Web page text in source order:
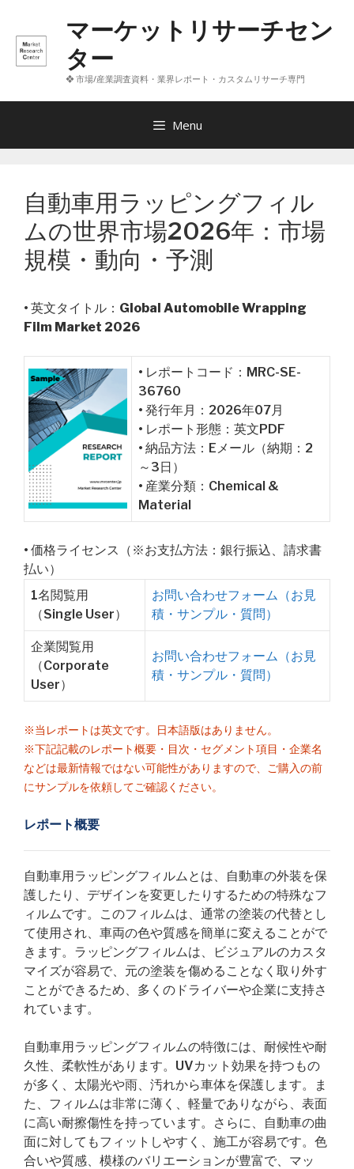
へ
マーケットリサーチセン
ター
❖ 市場/産業調査資料・業界レポート・カスタムリサーチ専門
Menu
自動車用ラッピングフィル
ムの世界市場2026年：市場
規模・動向・予測
• 英文タイトル： Global Automobile Wrapping
Film Market 2026
• レポートコード：MRC-SE-
36760
• 発行年月：2026年07月
• レポート形態：英文PDF
• 納品方法：Eメール（納期：2
～3日）
• 産業分類：Chemical &
Material
• 価格ライセンス（※お支払方法：銀行振込、請求書
払い）
1名閲覧用
（Single User）
お問い合わせフォーム（お見
積・サンプル・質問）
企業閲覧用
（Corporate
User）
お問い合わせフォーム（お見
積・サンプル・質問）
※当レポートは英文です。日本語版はありません。
※下記記載のレポート概要・目次・セグメント項目・企業名
などは最新情報ではない可能性がありますので、ご購入の前
にサンプルを依頼してご確認ください。
レポート概要
自動車用ラッピングフィルムとは、自動車の外装を保
護したり、デザインを変更したりするための特殊なフ
ィルムです。このフィルムは、通常の塗装の代替とし
て使用され、車両の色や質感を簡単に変えることがで
きます。ラッピングフィルムは、ビジュアルのカスタ
マイズが容易で、元の塗装を傷めることなく取り外す
ことができるため、多くのドライバーや企業に支持さ
れています。
自動車用ラッピングフィルムの特徴には、耐候性や耐
久性、柔軟性があります。UVカット効果を持つもの
が多く、太陽光や雨、汚れから車体を保護します。ま
た、フィルムは非常に薄く、軽量でありながら、表面
に高い耐擦傷性を持っています。さらに、自動車の曲
面に対してもフィットしやすく、施工が容易です。色
合いや質感、模様のバリエーションが豊富で、マッ